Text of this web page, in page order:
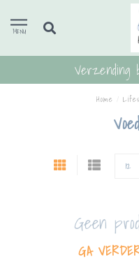
MENU
Verzending
Home
Geen
GA